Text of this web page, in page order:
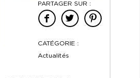
PARTAGER SUR :
CATÉGORIE :
Actualités